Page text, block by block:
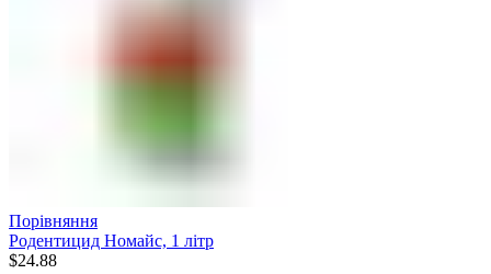
Порівняння
Родентицид Номайс, 1 літр
$24.88